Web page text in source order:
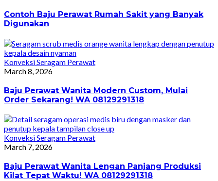
Contoh Baju Perawat Rumah Sakit yang Banyak
Digunakan
Konveksi Seragam Perawat
March 8, 2026
Baju Perawat Wanita Modern Custom, Mulai
Order Sekarang! WA 08129291318
Konveksi Seragam Perawat
March 7, 2026
Baju Perawat Wanita Lengan Panjang Produksi
Kilat Tepat Waktu! WA 08129291318